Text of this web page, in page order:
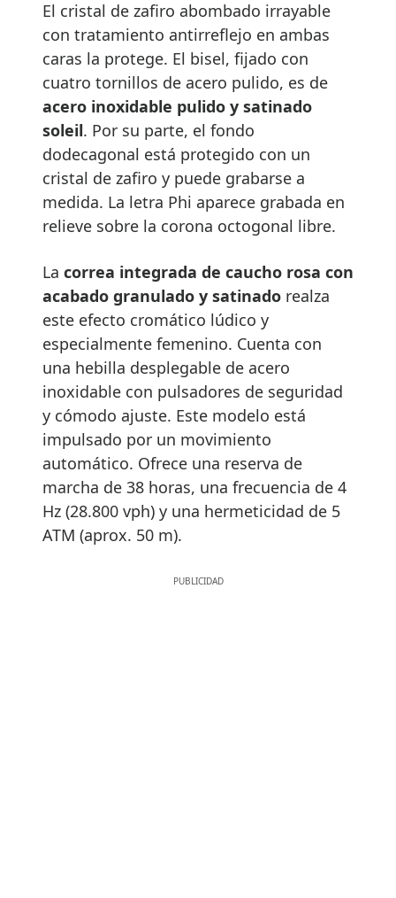
El cristal de zafiro abombado irrayable
con tratamiento antirreflejo en ambas
caras la protege. El bisel, fijado con
cuatro tornillos de acero pulido, es de
acero inoxidable pulido y satinado
soleil. Por su parte, el fondo
dodecagonal está protegido con un
cristal de zafiro y puede grabarse a
medida. La letra Phi aparece grabada en
relieve sobre la corona octogonal libre.
La correa integrada de caucho rosa con
acabado granulado y satinado realza
este efecto cromático lúdico y
especialmente femenino. Cuenta con
una hebilla desplegable de acero
inoxidable con pulsadores de seguridad
y cómodo ajuste. Este modelo está
impulsado por un movimiento
automático. Ofrece una reserva de
marcha de 38 horas, una frecuencia de 4
Hz (28.800 vph) y una hermeticidad de 5
ATM (aprox. 50 m).